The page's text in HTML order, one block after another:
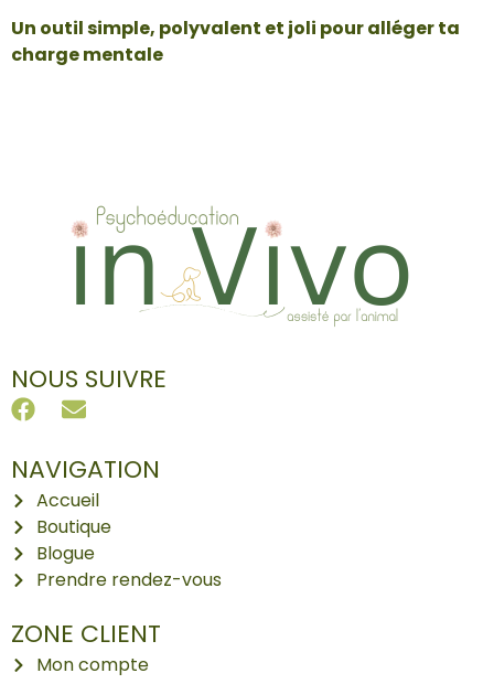
Un outil simple, polyvalent et joli pour alléger ta
charge mentale
NAVIGATION
Accueil
Boutique
Blogue
Prendre rendez-vous
ZONE CLIENT
Mon compte
NOUS SUIVRE